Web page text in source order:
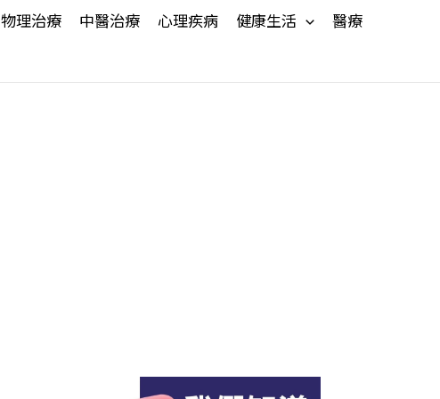
物理治療 中醫治療 心理疾病 健康生活
醫療